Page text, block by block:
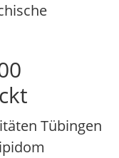
Tübingen